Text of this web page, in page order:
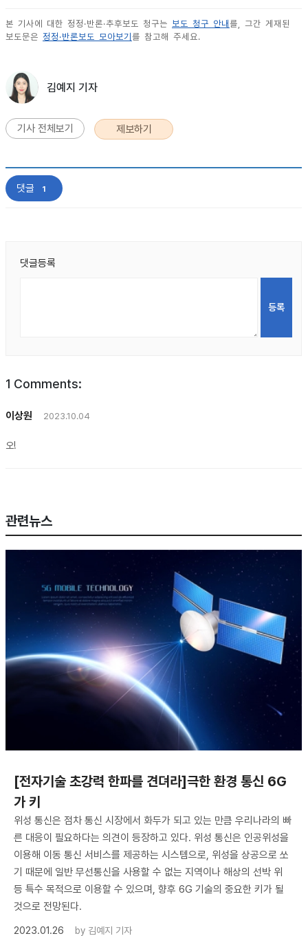
본 기사에 대한 정정·반론·추후보도 청구는 보도 청구 안내 를, 그간 게재된
보도문은 정정·반론보도 모아보기 를 참고해 주세요.
김예지 기자
기사 전체보기 제보하기
댓글 1
댓글등록
1 Comments:
이상원 2023.10.04
오!
관련뉴스
[전자기술 초강력 한파를 견뎌라]극한 환경 통신 6G
가 키
위성 통신은 점차 통신 시장에서 화두가 되고 있는 만큼 우리나라의 빠
른 대응이 필요하다는 의견이 등장하고 있다. 위성 통신은 인공위성을
이용해 이동 통신 서비스를 제공하는 시스템으로, 위성을 상공으로 쏘
기 때문에 일반 무선통신을 사용할 수 없는 지역이나 해상의 선박 위
등 특수 목적으로 이용할 수 있으며, 향후 6G 기술의 중요한 키가 될
것으로 전망된다.
2023.01.26
by 김예지 기자